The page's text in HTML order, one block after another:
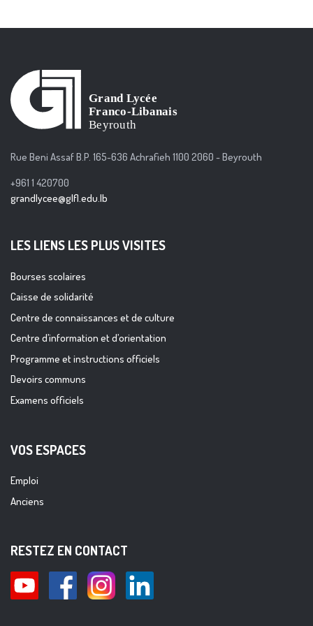
Rue Beni Assaf B.P. 165-636 Achrafieh 1100 2060 - Beyrouth
+961 1 420700
grandlycee@glfl.edu.lb
LES LIENS LES PLUS VISITES
Bourses scolaires
Caisse de solidarité
Centre de connaissances et de culture
Centre d’information et d’orientation
Programme et instructions officiels
Devoirs communs
Examens officiels
VOS ESPACES
Emploi
Anciens
RESTEZ EN CONTACT